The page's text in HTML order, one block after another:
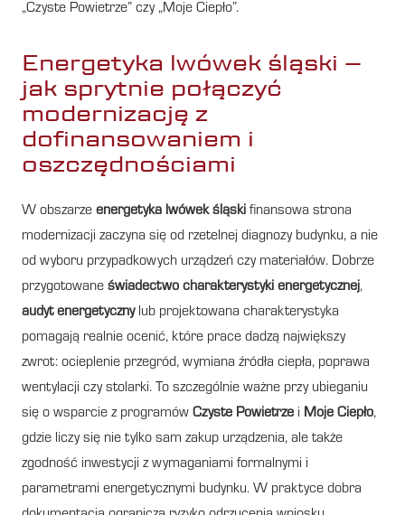
„Czyste Powietrze” czy „Moje Ciepło”.
Energetyka lwówek śląski –
jak sprytnie połączyć
modernizację z
dofinansowaniem i
oszczędnościami
W obszarze energetyka lwówek śląski finansowa strona
modernizacji zaczyna się od rzetelnej diagnozy budynku, a nie
od wyboru przypadkowych urządzeń czy materiałów. Dobrze
przygotowane świadectwo charakterystyki energetycznej,
audyt energetycznylub projektowana charakterystyka
pomagają realnie ocenić, które prace dadzą największy
zwrot: ocieplenie przegród, wymiana źródła ciepła, poprawa
wentylacji czy stolarki. To szczególnie ważne przy ubieganiu
się o wsparcie z programów Czyste Powietrze i Moje Ciepło,
gdzie liczy się nie tylko sam zakup urządzenia, ale także
zgodność inwestycji z wymaganiami formalnymi i
parametrami energetycznymi budynku. W praktyce dobra